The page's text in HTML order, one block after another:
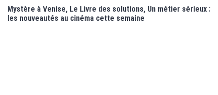
Mystère à Venise, Le Livre des solutions, Un métier sérieux :
les nouveautés au cinéma cette semaine